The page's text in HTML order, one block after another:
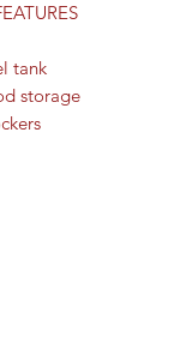
tank
storage